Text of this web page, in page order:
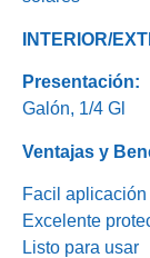
INTERIOR/
Presentación:
Galón, 1/4 Gl
Ventajas y
Facil aplicación
Excelente
Listo para usar